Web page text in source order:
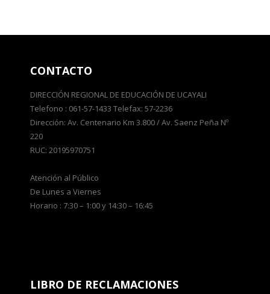
CONTACTO
DIRECCIÓN REGIONAL DE EDUCACIÓN DE UCAYALI
Telefono : 061-57-1433 Telefax: 57-2236
Dirección: Av. Centenario Km 3.800 / Av. Saenz Peña Nº
220
RUC: 20195970751
Atención al Público
De Lunes a Viernes
Horario : 7:30 – 1:00 y 14:30 – 16:45
LIBRO DE RECLAMACIONES